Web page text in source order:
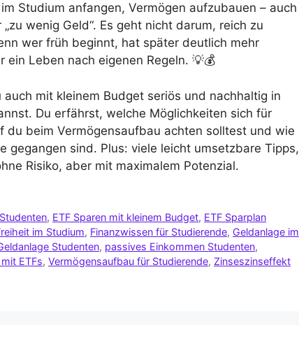
Studium anfangen, Vermögen aufzubauen – auch
wenig Geld“. Es geht nicht darum, reich zu
wer früh beginnt, hat später deutlich mehr
Leben nach eigenen Regeln. 💡💰
mit kleinem Budget seriös und nachhaltig in
Du erfährst, welche Möglichkeiten sich für
du beim Vermögensaufbau achten solltest und wie
gegangen sind. Plus: viele leicht umsetzbare Tipps,
Risiko, aber mit maximalem Potenzial.
, ETF Sparen mit kleinem Budget, ETF Sparplan
im Studium, Finanzwissen für Studierende, Geldanlage im
Studenten, passives Einkommen Studenten,
ETFs, Vermögensaufbau für Studierende, Zinseszinseffekt